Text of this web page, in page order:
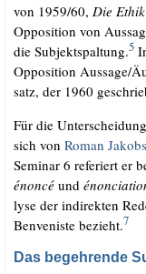
von 1959/​60, Die
Oppo­si­ti­on von
die Sub­jekt­spal­tung.5
Oppo­si­ti­on Aussage/​
satz, der 1960
Für die
sich von Roman
Semi­nar 6 refe­riert er
énon­céund
ly­se der indi­rek­ten
Ben­ve­nis­te bezieht.7
Das begehrende